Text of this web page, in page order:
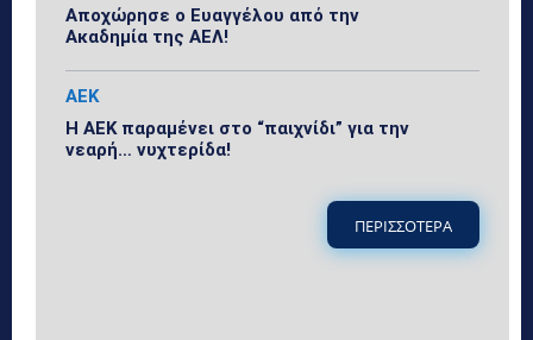
Αποχώρησε ο Ευαγγέλου από την
Ακαδημία της ΑΕΛ!
ΑΕΚ
Η ΑΕΚ παραμένει στο “παιχνίδι” για την
νεαρή… νυχτερίδα!
ΠΕΡΙΣΣΟΤΕΡΑ